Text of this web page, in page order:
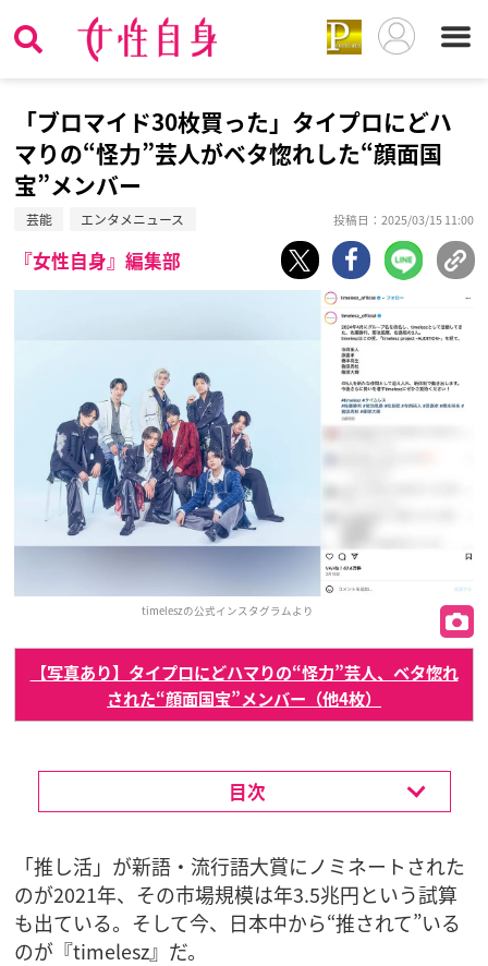
「ブロマイド30枚買った」タイプロにどハ
マりの“怪力”芸人がベタ惚れした“顔面国
宝”メンバー
芸能 エンタメニュース 投稿日：2025/03/15 11:00
『女性自身』編集部
timeleszの公式インスタグラムより
【写真あり】タイプロにどハマりの“怪力”芸人、ベタ惚れ
された“顔面国宝”メンバー（他4枚）
目次
「推し活」が新語・流行語大賞にノミネートされた
のが2021年、その市場規模は年3.5兆円という試算
も出ている。そして今、日本中から“推されて”いる
のが『timelesz』だ。